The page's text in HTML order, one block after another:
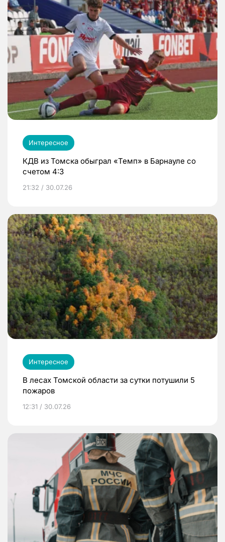
Интересное
КДВ из Томска обыграл «Темп» в Барнауле со
счетом 4:3
21:32 / 30.07.26
Интересное
В лесах Томской области за сутки потушили 5
пожаров
12:31 / 30.07.26